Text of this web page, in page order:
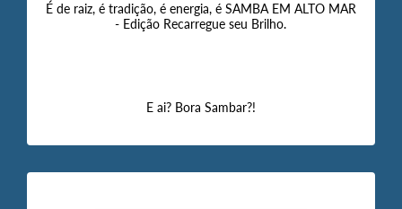
É de raiz, é tradição, é energia, é SAMBA EM ALTO MAR
- Edição Recarregue seu Brilho.
E ai? Bora Sambar?!